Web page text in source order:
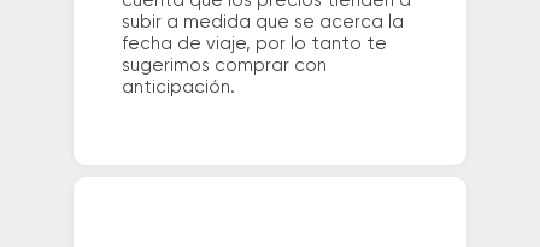
subir a medida que se acerca la
fecha de viaje, por lo tanto te
sugerimos comprar con
anticipación.